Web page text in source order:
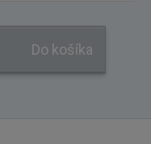
Do košíka